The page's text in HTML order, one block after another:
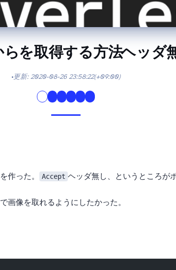
Lambda + API Gateway から PNG を取得する方法 ( Accept ヘ
更新: 2020-08-26 23:58:22(+09:00)
を作った。 Accept ヘッダ無し、というところが
で画像を取れるようにしたかった。